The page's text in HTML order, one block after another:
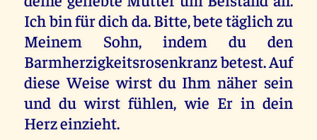
Ich bin für dich da. Bitte, bete täglich zu
Meinem Sohn, indem du den
Barmherzigkeitsrosenkranz betest. Auf
diese Weise wirst du Ihm näher sein
und du wirst fühlen, wie Er in dein
Herz einzieht.